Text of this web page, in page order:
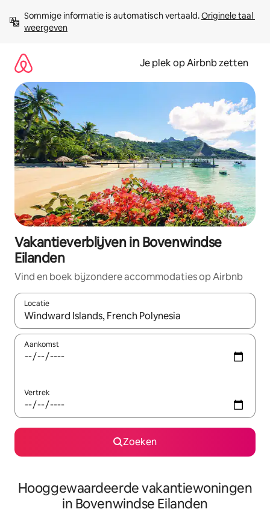
direct
naar
Sommige informatie is automatisch vertaald. Originele taal
weergeven
Je plek op Airbnb zetten
Vakantieverblijven in Bovenwindse
Eilanden
Vind en boek bijzondere accommodaties op Airbnb
Locatie
Wanneer er resultaten beschikbaar zijn, maak je een keuze
Aankomst
Vertrek
Zoeken
Hooggewaardeerde vakantiewoningen
in Bovenwindse Eilanden